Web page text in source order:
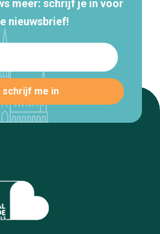
meer: schrijf je in voor
nieuwsbrief!